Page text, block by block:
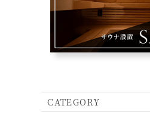
CATEGORY